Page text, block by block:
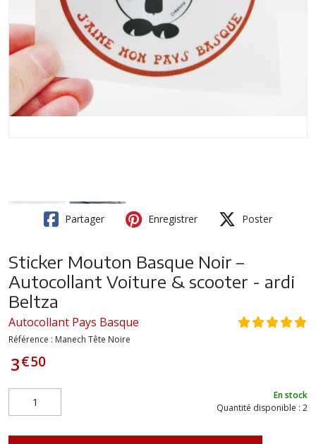
Partager Enregistrer Poster
Sticker Mouton Basque Noir –
Autocollant Voiture & scooter - ardi
Beltza
Autocollant Pays Basque
Référence : Manech Tête Noire
3€50
En stock
Quantité disponible : 2